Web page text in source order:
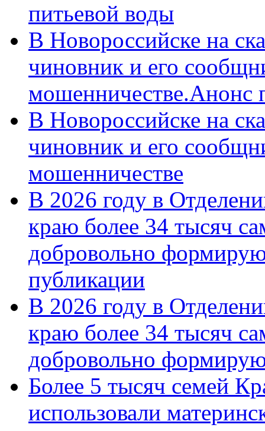
питьевой воды
В Новороссийске на
чиновник и его
мошенничестве.Анонс
В Новороссийске на
чиновник и его
мошенничестве
В 2026 году в
краю более 34 тысяч
добровольно
публикации
В 2026 году в
краю более 34 тысяч
добровольно
Более 5 тысяч семей
использовали